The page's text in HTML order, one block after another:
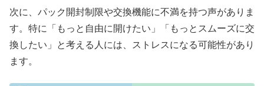
次に、パック開封制限や交換機能に不満を持つ声がありま
す。特に「もっと自由に開けたい」「もっとスムーズに交
換したい」と考える人には、ストレスになる可能性があり
ます。